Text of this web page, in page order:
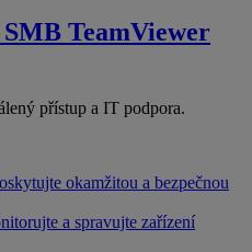
TeamViewer
přístup a IT podpora.
okamžitou a bezpečnou
a spravujte zařízení